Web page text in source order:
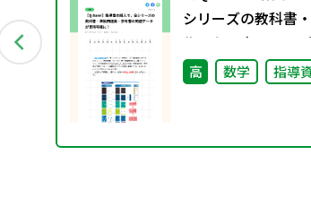
シリーズの教科書
集・参考書の問題
可能に！
高 数学 指導